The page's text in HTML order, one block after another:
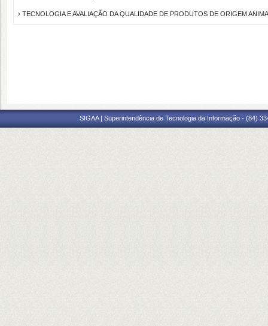
› TECNOLOGIA E AVALIAÇÃO DA QUALIDADE DE PRODUTOS DE ORIGEM
SIGAA | Superintendência de Tecnologia da Informação - (84)